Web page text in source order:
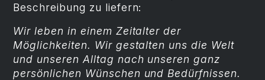
Beschreibung zu liefern:
Wir leben in einem Zeitalter der
Möglichkeiten. Wir gestalten uns die Welt
und unseren Alltag nach unseren ganz
persönlichen Wünschen und Bedürfnissen.